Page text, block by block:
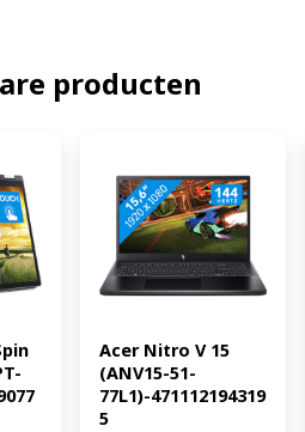
producten
Acer Nitro V 15
(ANV15-51-
77L1)-471112194319
5